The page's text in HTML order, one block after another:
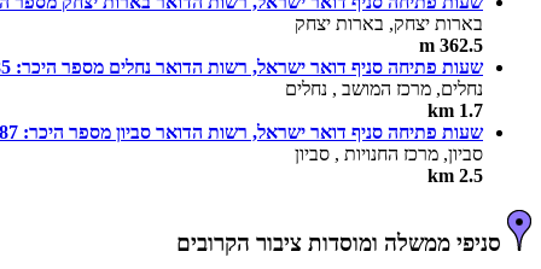
בארות יצחק, בארות יצחק
362.5 m
שעות פתיחה סניף דואר ישראל, רשות הדואר נחלים מספר היכר: 585
נחלים, מרכז המושב , נחלים
1.7 km
שעות פתיחה סניף דואר ישראל, רשות הדואר סביון מספר היכר: 587
סביון, מרכז החנויות , סביון
2.5 km
סניפי ממשלה ומוסדות ציבור הקרובים